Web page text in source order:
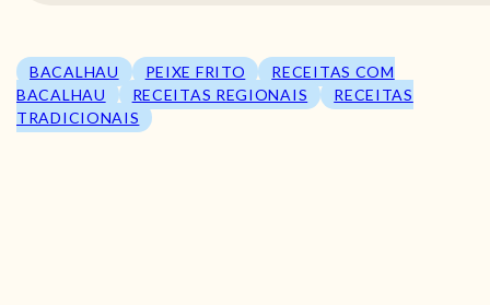
BACALHAU PEIXE FRITO
RECEITAS COM
BACALHAU
RECEITAS REGIONAIS
RECEITAS
TRADICIONAIS